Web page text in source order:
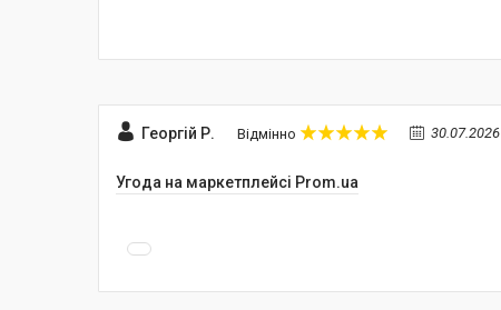
Георгій Р. Відмінно 30.07.2026
Угода на маркетплейсі Prom.ua